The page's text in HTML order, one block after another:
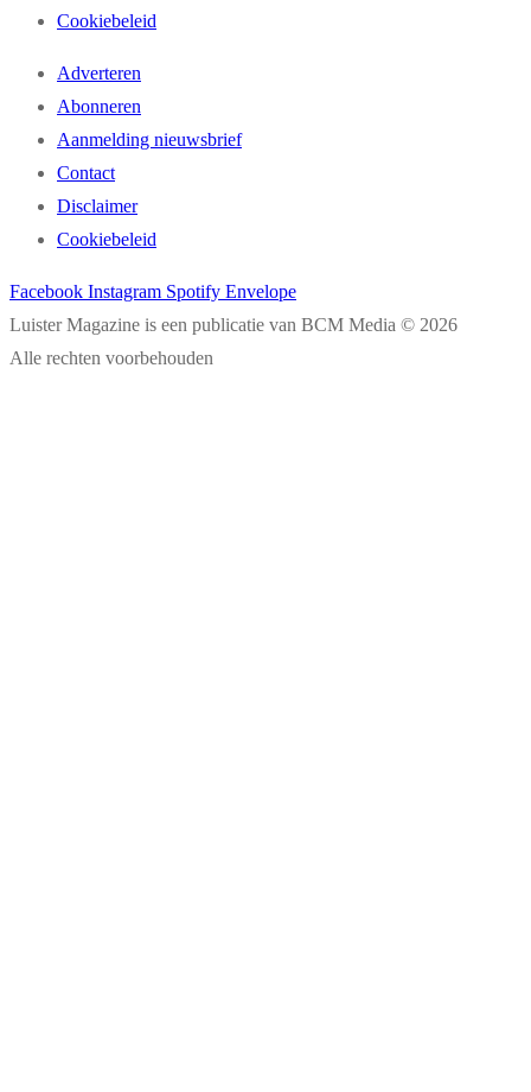
Cookiebeleid
Adverteren
Abonneren
Aanmelding nieuwsbrief
Contact
Disclaimer
Cookiebeleid
Facebook Instagram Spotify Envelope
Luister Magazine is een publicatie van BCM Media © 2026
Alle rechten voorbehouden